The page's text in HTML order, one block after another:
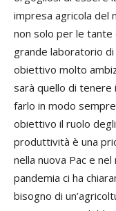
impresa agricola del
non solo per le tante
grande laboratorio di
obiettivo molto
sarà quello di tenere
farlo in modo
obiettivo il ruolo
produttività è una
nella nuova Pac e
pandemia ci ha
bisogno di